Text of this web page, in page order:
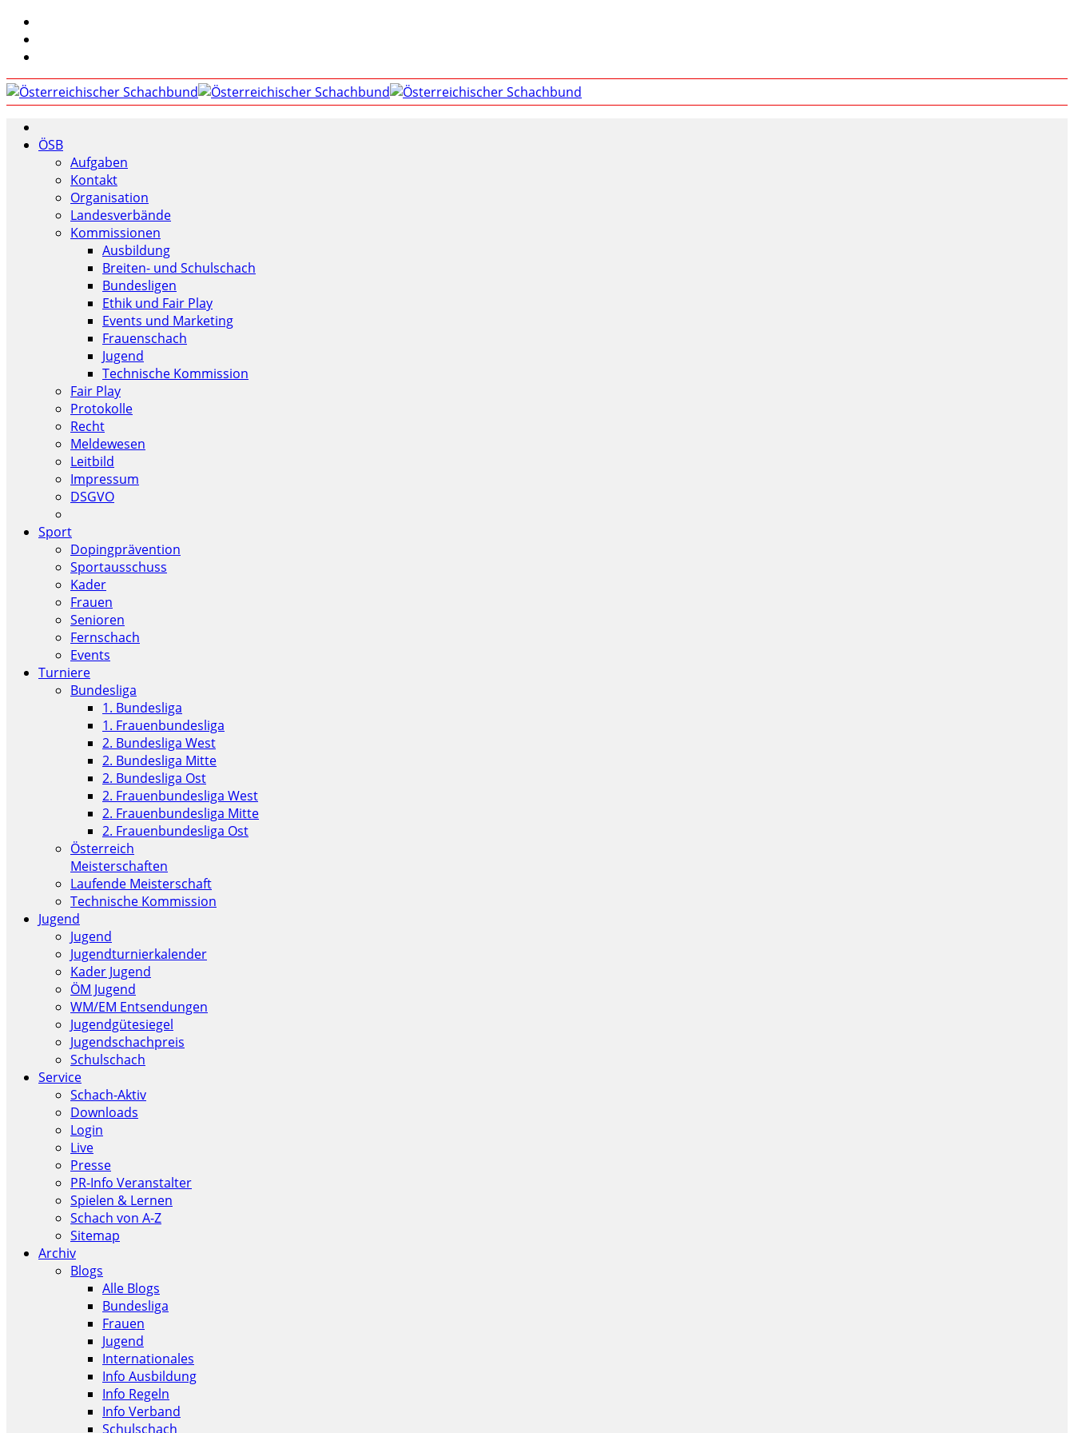
ÖSB
Aufgaben
Kontakt
Organisation
Landesverbände
Kommissionen
Ausbildung
Breiten- und Schulschach
Bundesligen
Ethik und Fair Play
Events und Marketing
Frauenschach
Jugend
Technische Kommission
Fair Play
Protokolle
Recht
Meldewesen
Leitbild
Impressum
DSGVO
Sport
Dopingprävention
Sportausschuss
Kader
Frauen
Senioren
Fernschach
Events
Turniere
Bundesliga
1. Bundesliga
1. Frauenbundesliga
2. Bundesliga West
2. Bundesliga Mitte
2. Bundesliga Ost
2. Frauenbundesliga West
2. Frauenbundesliga Mitte
2. Frauenbundesliga Ost
Österreich
Meisterschaften
Laufende Meisterschaft
Technische Kommission
Jugend
Jugend
Jugendturnierkalender
Kader Jugend
ÖM Jugend
WM/EM Entsendungen
Jugendgütesiegel
Jugendschachpreis
Schulschach
Service
Schach-Aktiv
Downloads
Login
Live
Presse
PR-Info Veranstalter
Spielen & Lernen
Schach von A-Z
Sitemap
Archiv
Blogs
Alle Blogs
Bundesliga
Frauen
Jugend
Internationales
Info Ausbildung
Info Regeln
Info Verband
Schulschach